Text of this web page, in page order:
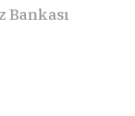
Bankası